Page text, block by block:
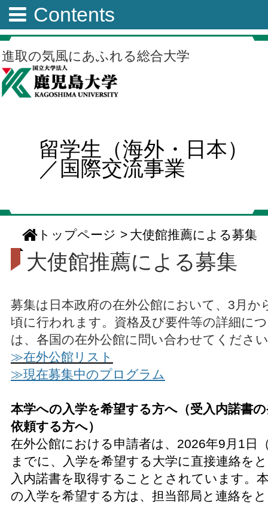
進取の気風にあふれる総合大学
留学生（海外・日本）
／国際交流事業
トップページ > 大使館推薦による募集
大使館推薦による募集
募集は日本政府の在外公館において、3月か
頃に行われます。資格及び要件等の詳細に
は、各国の在外公館に問い合わせてくださ
≫在外公館リスト
≫現在募集中のプログラム
本学への入学を希望する方へ（受入内諾書
依頼する方へ）
在外公館における申請者は、2026年9月1日
までに、入学を希望する大学に直接連絡を
入内諾書を取得することとされています。
の入学を希望する方は、担当部局と連絡を
Contents